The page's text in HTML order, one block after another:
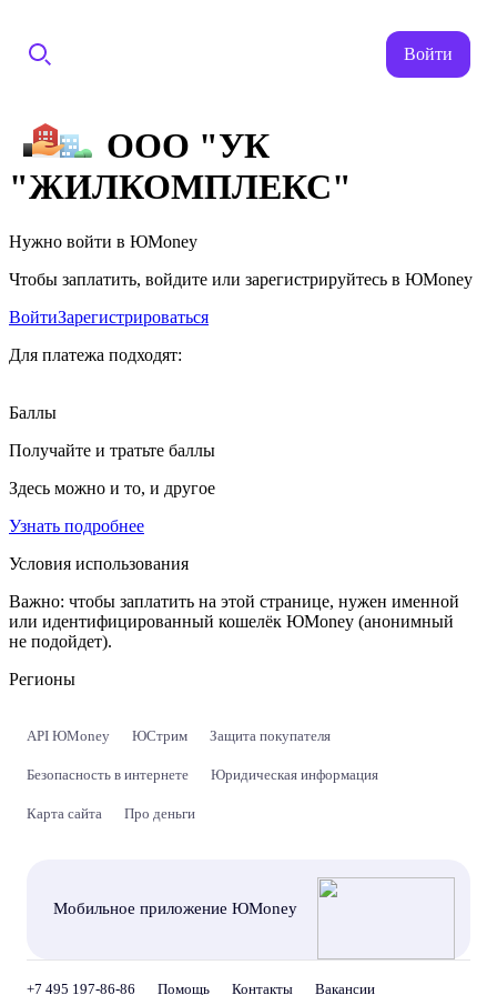
Войти
ООО "УК
"ЖИЛКОМПЛЕКС"
Нужно войти в ЮMoney
Чтобы заплатить, войдите или зарегистрируйтесь в ЮMoney
ВойтиЗарегистрироваться
Для платежа подходят:
Баллы
Получайте и тратьте баллы
Здесь можно и то, и другое
Узнать подробнее
Условия использования
Важно: чтобы заплатить на этой странице, нужен именной
или идентифицированный кошелёк ЮMoney (анонимный
не подойдет).
Регионы
API ЮMoney ЮСтрим Защита покупателя
Безопасность в интернете Юридическая информация
Карта сайта Про деньги
Мобильное приложение ЮMoney
+7 495 197-86-86 Помощь Контакты Вакансии